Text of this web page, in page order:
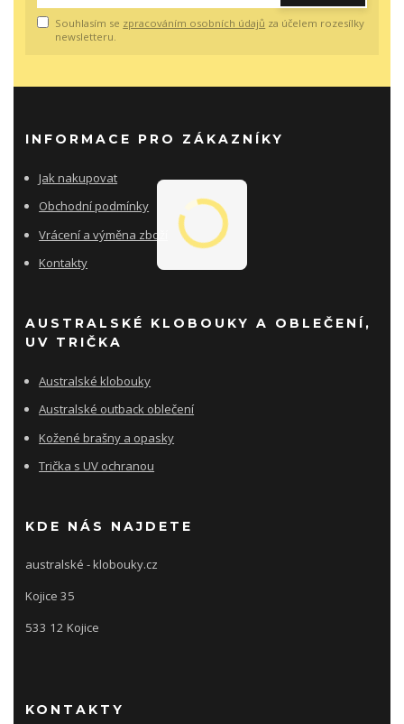
Souhlasím se zpracováním osobních údajů za účelem rozesílky
newsletteru.
INFORMACE PRO ZÁKAZNÍKY
Jak nakupovat
Obchodní podmínky
Vrácení a výměna zboží
Kontakty
AUSTRALSKÉ KLOBOUKY A OBLEČENÍ,
UV TRIČKA
Australské klobouky
Australské outback oblečení
Kožené brašny a opasky
Trička s UV ochranou
KDE NÁS NAJDETE
australské - klobouky.cz
Kojice 35
533 12 Kojice
KONTAKTY